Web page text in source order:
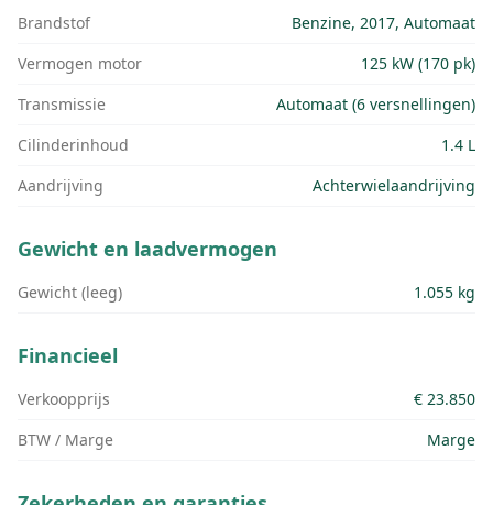
Brandstof
Benzine, 2017, Automaat
Vermogen motor
125 kW (170 pk)
Transmissie
Automaat (6 versnellingen)
Cilinderinhoud
1.4 L
Aandrijving
Achterwielaandrijving
Gewicht en laadvermogen
Gewicht (leeg) 1.055 kg
Financieel
Verkoopprijs
€ 23.850
BTW / Marge
Marge